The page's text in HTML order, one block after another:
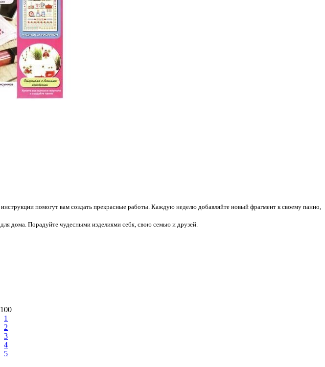
помогут вам создать прекрасные работы. Каждую неделю добавляйте новый фрагмент к своему панно,
дома. Порадуйте чудесными изделиями себя, свою семью и друзей.
100
1
2
3
4
5